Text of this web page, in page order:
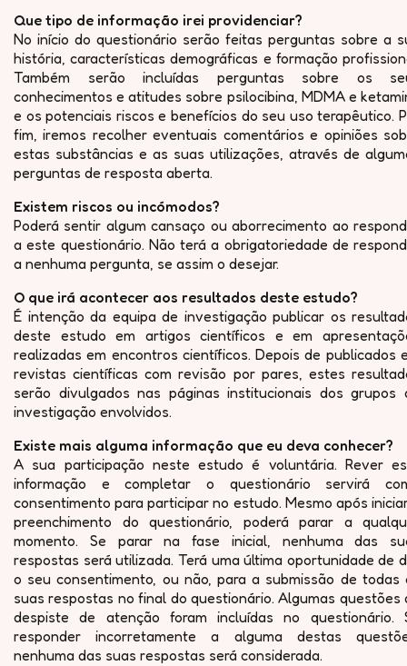
Que tipo de informação irei providenciar?
No início do questionário serão feitas perguntas sobre a
história, características demográficas e formação
Também serão incluídas perguntas sobre os
conhecimentos e atitudes sobre psilocibina, MDMA e
e os potenciais riscos e benefícios do seu uso terapêutico.
fim, iremos recolher eventuais comentários e opiniões
estas substâncias e as suas utilizações, através de
perguntas de resposta aberta.
Existem riscos ou incómodos?
Poderá sentir algum cansaço ou aborrecimento ao
a este questionário. Não terá a obrigatoriedade de
a nenhuma pergunta, se assim o desejar.
O que irá acontecer aos resultados deste estudo?
É intenção da equipa de investigação publicar os
deste estudo em artigos científicos e em
realizadas em encontros científicos. Depois de publicados
revistas científicas com revisão por pares, estes
serão divulgados nas páginas institucionais dos grupos
investigação envolvidos.
Existe mais alguma informação que eu deva conhecer?
A sua participação neste estudo é voluntária. Rever
informação e completar o questionário servirá
consentimento para participar no estudo. Mesmo após
preenchimento do questionário, poderá parar a
momento. Se parar na fase inicial, nenhuma das
respostas será utilizada. Terá uma última oportunidade de
o seu consentimento, ou não, para a submissão de todas
suas respostas no final do questionário. Algumas questões
despiste de atenção foram incluídas no questionário.
responder incorretamente a alguma destas
nenhuma das suas respostas será considerada.